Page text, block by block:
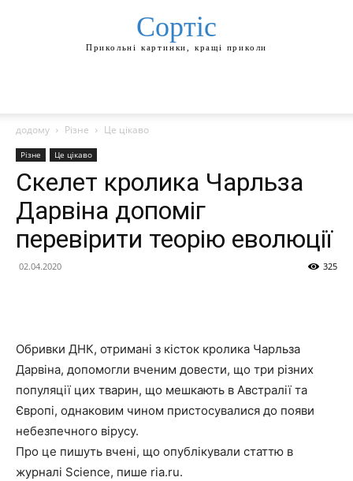
Сортіс
Прикольні картинки, кращі приколи
додому Різне Це цікаво
Різне Це цікаво
Скелет кролика Чарльза
Дарвіна допоміг
перевірити теорію еволюції
02.04.2020 325
Обривки ДНК, отримані з кісток кролика Чарльза
Дарвіна, допомогли вченим довести, що три різних
популяції цих тварин, що мешкають в Австралії та
Європі, однаковим чином пристосувалися до появи
небезпечного вірусу.
Про це пишуть вчені, що опублікували статтю в
журналі Science, пише ria.ru.